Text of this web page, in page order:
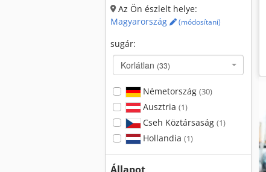
Az Ön észlelt helye:
Magyarország
(módosítani)
sugár:
Korlátlan (33)
Németország (30)
Ausztria (1)
Cseh Köztársaság (1)
Hollandia (1)